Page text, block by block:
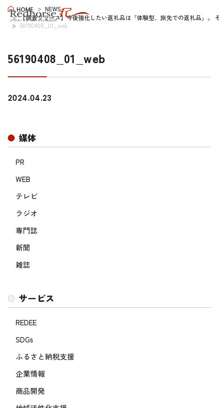
HOME
NEWS
【調査リリース】今後強化したい返礼品は「体験型、旅先での返礼品」。
56190408_01_web
56190408_01_web
媒体
PR
WEB
テレビ
ラジオ
専門誌
新聞
雑誌
サービス
REDEE
SDGs
ふるさと納税支援
企業情報
商品開発
2024.04.23